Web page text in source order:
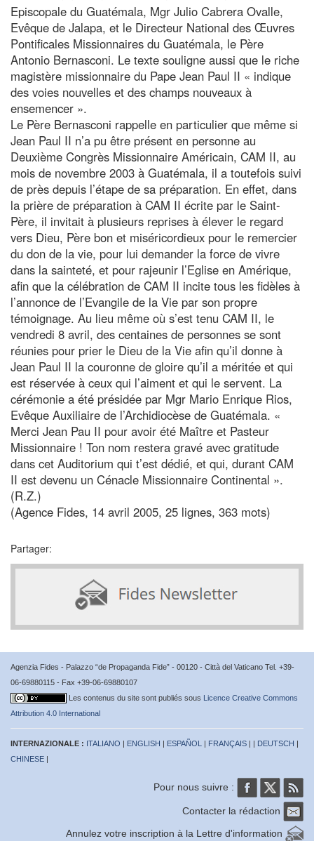
Episcopale du Guatémala, Mgr Julio Cabrera Ovalle,
Evêque de Jalapa, et le Directeur National des Œuvres
Pontificales Missionnaires du Guatémala, le Père
Antonio Bernasconi. Le texte souligne aussi que le riche
magistère missionnaire du Pape Jean Paul II « indique
des voies nouvelles et des champs nouveaux à
ensemencer ».
Le Père Bernasconi rappelle en particulier que même si
Jean Paul II n’a pu être présent en personne au
Deuxième Congrès Missionnaire Américain, CAM II, au
mois de novembre 2003 à Guatémala, il a toutefois suivi
de près depuis l’étape de sa préparation. En effet, dans
la prière de préparation à CAM II écrite par le Saint-
Père, il invitait à plusieurs reprises à élever le regard
vers Dieu, Père bon et miséricordieux pour le remercier
du don de la vie, pour lui demander la force de vivre
dans la sainteté, et pour rajeunir l’Eglise en Amérique,
afin que la célébration de CAM II incite tous les fidèles à
l’annonce de l’Evangile de la Vie par son propre
témoignage. Au lieu même où s’est tenu CAM II, le
vendredi 8 avril, des centaines de personnes se sont
réunies pour prier le Dieu de la Vie afin qu’il donne à
Jean Paul II la couronne de gloire qu’il a méritée et qui
est réservée à ceux qui l’aiment et qui le servent. La
cérémonie a été présidée par Mgr Mario Enrique Rios,
Evêque Auxiliaire de l’Archidiocèse de Guatémala. «
Merci Jean Pau II pour avoir été Maître et Pasteur
Missionnaire ! Ton nom restera gravé avec gratitude
dans cet Auditorium qui t’est dédié, et qui, durant CAM
II est devenu un Cénacle Missionnaire Continental ».
(R.Z.)
(Agence Fides, 14 avril 2005, 25 lignes, 363 mots)
Partager:
Agenzia Fides - Palazzo “de Propaganda Fide” - 00120 - Città del Vaticano Tel. +39-
06-69880115 - Fax +39-06-69880107
Les contenus du site sont publiés sous Licence Creative Commons
Attribution 4.0 International
INTERNAZIONALE : ITALIANO | ENGLISH | ESPAÑOL | FRANÇAIS | | DEUTSCH |
CHINESE |
Pour nous suivre :
Contacter la rédaction
Annulez votre inscription à la Lettre d'information